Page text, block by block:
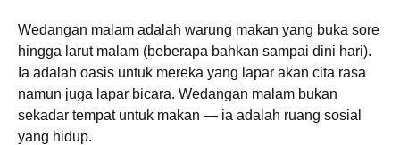
Wedangan malam adalah warung makan yang buka sore
hingga larut malam (beberapa bahkan sampai dini hari).
Ia adalah oasis untuk mereka yang lapar akan cita rasa
namun juga lapar bicara. Wedangan malam bukan
sekadar tempat untuk makan — ia adalah ruang sosial
yang hidup.